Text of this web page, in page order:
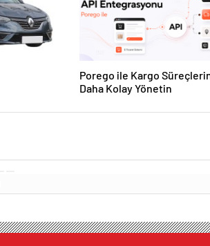
Porego ile Kargo
Daha Kolay Yönetin